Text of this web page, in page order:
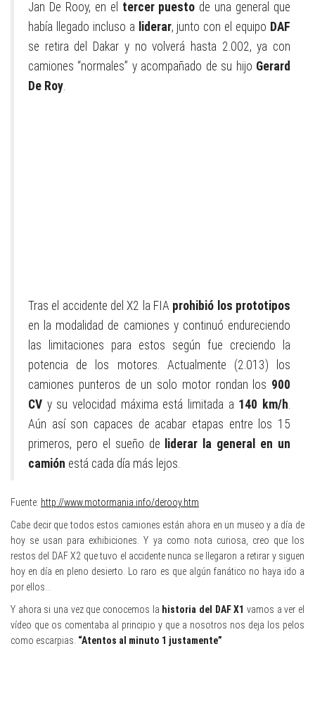
Jan De Rooy, en el tercer puesto de una general que
había llegado incluso a liderar, junto con el equipo DAF
se retira del Dakar y no volverá hasta 2.002, ya con
camiones “normales” y acompañado de su hijo Gerard
De Roy
Tras el accidente del X2 la FIA prohibió los prototipos
en la modalidad de camiones y continuó endureciendo
las limitaciones para estos según fue creciendo la
potencia de los motores. Actualmente (2.013) los
camiones punteros de un solo motor rondan los 900
CV y su velocidad máxima está limitada a 140 km/h.
Aún así son capaces de acabar etapas entre los 15
primeros, pero el sueño de liderar la general en un
camión está cada día más lejos.
Fuente: http://www.motormania.info/derooy.htm
Cabe decir que todos estos camiones están ahora en un museo y a día de
hoy se usan para exhibiciones. Y ya como nota curiosa, creo que los
restos del DAF X2 que tuvo el accidente nunca se llegaron a retirar y siguen
hoy en día en pleno desierto. Lo raro es que algún fanático no haya ido a
por ellos…
Y ahora si una vez que conocemos la historia del DAF X1 vamos a ver el
vídeo que os comentaba al principio y que a nosotros nos deja los pelos
como escarpias. “Atentos al minuto 1 justamente”